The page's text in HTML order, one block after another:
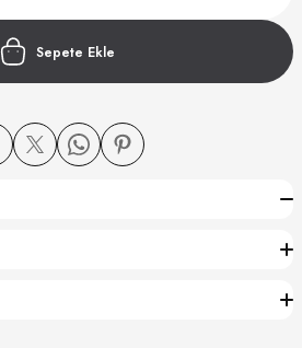
Sepete Ekle